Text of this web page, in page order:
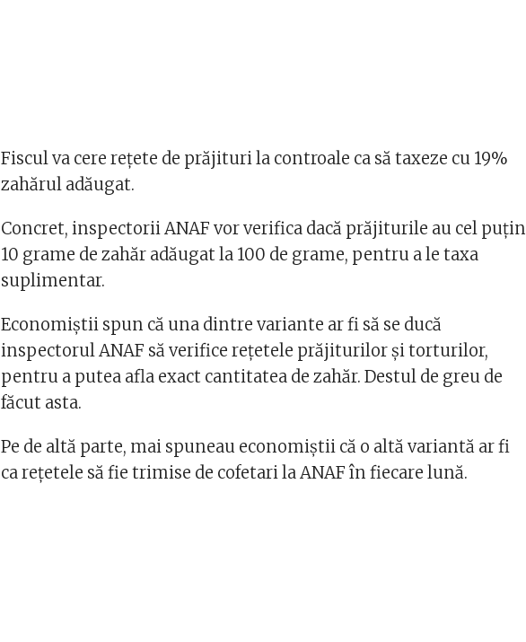
Fiscul va cere rețete de prăjituri la controale ca să taxeze cu 19%
zahărul adăugat.
Concret, inspectorii ANAF vor verifica dacă prăjiturile au cel puțin
10 grame de zahăr adăugat la 100 de grame, pentru a le taxa
suplimentar.
Economiștii spun că una dintre variante ar fi să se ducă
inspectorul ANAF să verifice rețetele prăjiturilor și torturilor,
pentru a putea afla exact cantitatea de zahăr. Destul de greu de
făcut asta.
Pe de altă parte, mai spuneau economiștii că o altă variantă ar fi
ca rețetele să fie trimise de cofetari la ANAF în fiecare lună.